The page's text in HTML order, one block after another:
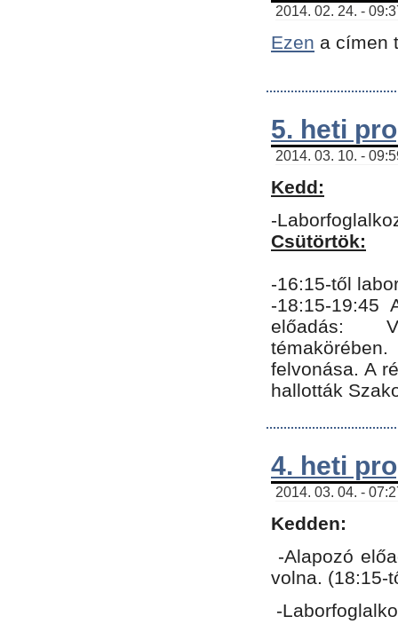
2014. 02. 24. -
Ezen a címen
5. heti
2014. 03. 10. -
Kedd:
-
Csütörtök:
-16:15-től
-18:15-19:45
előadás:
felvonása. A
hallották
4. heti
2014. 03. 04. -
Kedden:
-Alapozó
volna. (18:15-
-